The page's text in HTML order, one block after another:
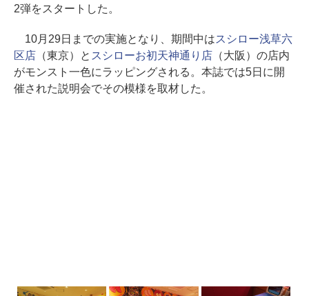
2弾をスタートした。
10月29日までの実施となり、期間中はスシロー浅草六
区店（東京）と スシローお初天神通り店（大阪）の店内
がモンスト一色にラッピングされる。本誌では5日に開
催された説明会でその模様を取材した。